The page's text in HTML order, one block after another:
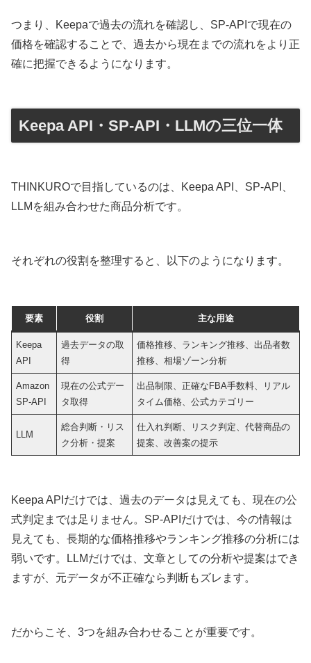
つまり、Keepaで過去の流れを確認し、SP-APIで現在の
価格を確認することで、過去から現在までの流れをより正
確に把握できるようになります。
Keepa API・SP-API・LLMの三位一体
THINKUROで目指しているのは、Keepa API、SP-API、
LLMを組み合わせた商品分析です。
それぞれの役割を整理すると、以下のようになります。
要素 役割 主な用途
Keepa
API
過去データの取
得
価格推移、ランキング推移、出品者数
推移、相場ゾーン分析
Amazon
SP-API
現在の公式デー
タ取得
出品制限、正確なFBA手数料、リアル
タイム価格、公式カテゴリー
LLM
総合判断・リス
ク分析・提案
仕入れ判断、リスク判定、代替商品の
提案、改善案の提示
Keepa APIだけでは、過去のデータは見えても、現在の公
式判定までは足りません。SP-APIだけでは、今の情報は
見えても、長期的な価格推移やランキング推移の分析には
弱いです。LLMだけでは、文章としての分析や提案はでき
ますが、元データが不正確なら判断もズレます。
だからこそ、3つを組み合わせることが重要です。